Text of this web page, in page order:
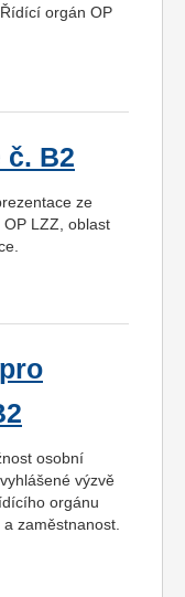
orgán OP
č. B2
ze
LZZ, oblast
osobní
výzvě
orgánu
zaměstnanost.